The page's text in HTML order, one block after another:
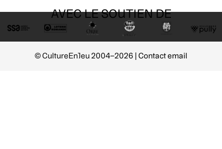
AVEC LE SOUTIEN DE
© CultureEnJeu 2004–2026 | Contact email